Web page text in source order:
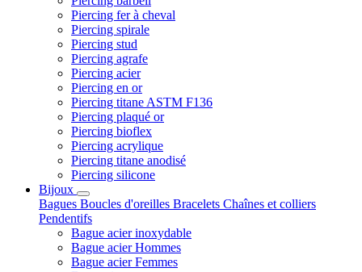
Piercing fer à cheval
Piercing spirale
Piercing stud
Piercing agrafe
Piercing acier
Piercing en or
Piercing titane ASTM F136
Piercing plaqué or
Piercing bioflex
Piercing acrylique
Piercing titane anodisé
Piercing silicone
Bijoux
Bagues Boucles d'oreilles Bracelets Chaînes et colliers
Pendentifs
Bague acier inoxydable
Bague acier Hommes
Bague acier Femmes